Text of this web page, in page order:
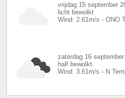
vrijdag 15 september
licht bewolkt
Wind: 2.61 m/s - ONO
zaterdag 16
half bewolkt
Wind: 3.61 m/s - N